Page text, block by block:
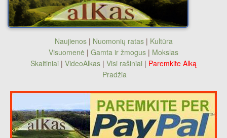
Naujienos| Nuomonių ratas| Kultūra
Visuomenė | Gamta ir žmogus | Mokslas
Skaitiniai | VideoAlkas | Visi rašiniai | Paremkite Alką
Pradžia